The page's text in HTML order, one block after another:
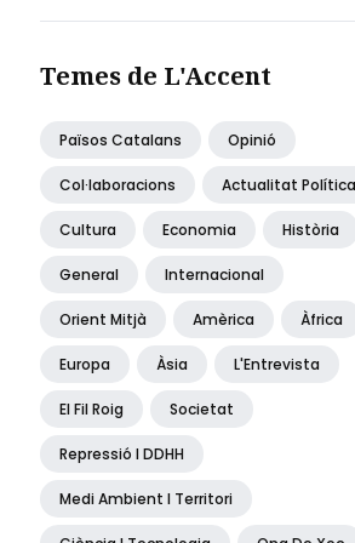
Temes de L'Accent
Països Catalans Opinió
Col·laboracions Actualitat Política
Cultura Economia Història
General Internacional
Orient Mitjà Amèrica Àfrica
Europa Àsia L'Entrevista
El Fil Roig Societat
Repressió I DDHH
Medi Ambient I Territori